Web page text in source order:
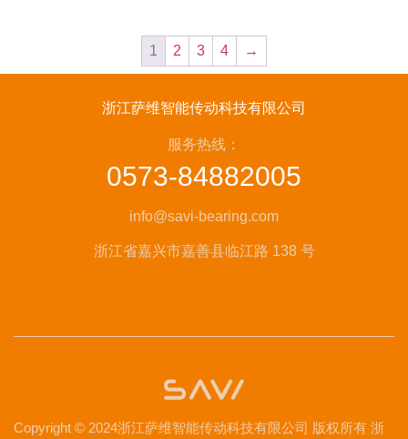
1 2 3 4 →
浙江萨维智能传动科技有限公司
服务热线：
0573-84882005
info@savi-bearing.com
浙江省嘉兴市嘉善县临江路 138 号
Copyright © 2024浙江萨维智能传动科技有限公司 版权所有 浙